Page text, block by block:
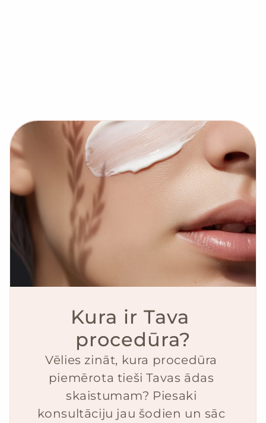
Kura ir Tava
procedūra?
Vēlies zināt, kura procedūra
piemērota tieši Tavas ādas
skaistumam? Piesaki
konsultāciju jau šodien un sāc